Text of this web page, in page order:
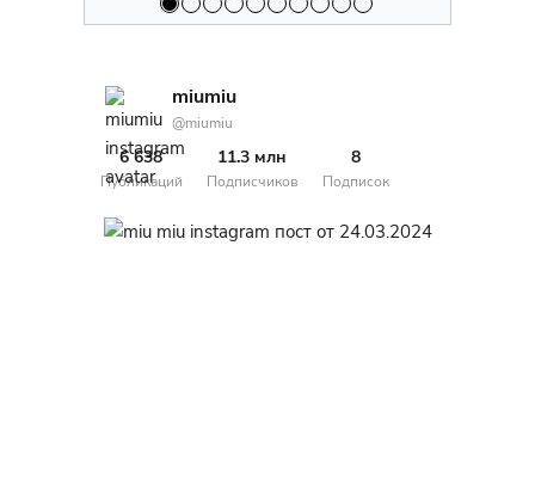
miumiu
@miumiu
6 638
Публикаций
11.3 млн
Подписчиков
8
Подписок